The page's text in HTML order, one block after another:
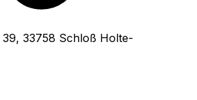
39, 33758 Schloß Holte-